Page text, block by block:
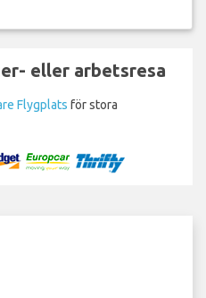
eller arbetsresa
Flygplats för stora